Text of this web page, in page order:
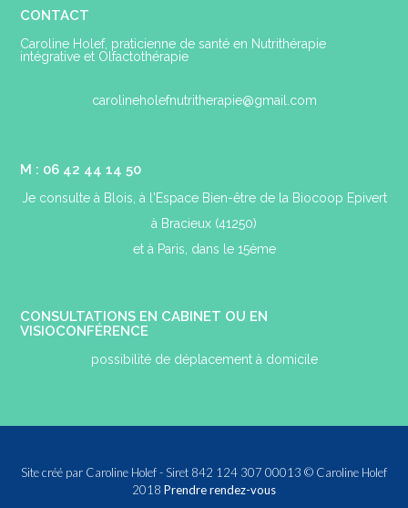
CONTACT
Caroline Holef, praticienne de santé en Nutrithérapie
intégrative et Olfactothérapie
carolineholefnutritherapie@gmail.com
M : 06 42 44 14 50
Je consulte à Blois, à l'Espace Bien-être de la Biocoop Epivert
à Bracieux (41250)
et à Paris, dans le 15ème
CONSULTATIONS EN CABINET OU EN
VISIOCONFÉRENCE
possibilité de déplacement à domicile
Site créé par Caroline Holef - Siret 842 124 307 00013 © Caroline Holef
2018 Prendre rendez-vous